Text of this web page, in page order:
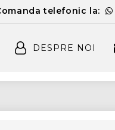
telefonic la:
DESPRE NOI